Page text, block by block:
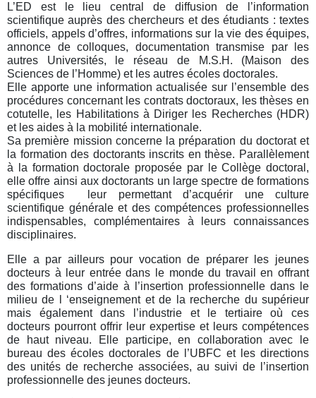
L’ED est le lieu central de diffusion de l’information
scientifique auprès des chercheurs et des étudiants : textes
officiels, appels d’offres, informations sur la vie des équipes,
annonce de colloques, documentation transmise par les
autres Universités, le réseau de M.S.H. (Maison des
Sciences de l’Homme) et les autres écoles doctorales.
Elle apporte une information actualisée sur l’ensemble des
procédures concernant les contrats doctoraux, les thèses en
cotutelle, les Habilitations à Diriger les Recherches (HDR)
et les aides à la mobilité internationale.
Sa première mission concerne la préparation du doctorat et
la formation des doctorants inscrits en thèse. Parallèlement
à la formation doctorale proposée par le Collège doctoral,
elle offre ainsi aux doctorants un large spectre de formations
spécifiques leur permettant d’acquérir une culture
scientifique générale et des compétences professionnelles
indispensables, complémentaires à leurs connaissances
disciplinaires.
Elle a par ailleurs pour vocation de préparer les jeunes
docteurs à leur entrée dans le monde du travail en offrant
des formations d’aide à l’insertion professionnelle dans le
milieu de l ‘enseignement et de la recherche du supérieur
mais également dans l’industrie et le tertiaire où ces
docteurs pourront offrir leur expertise et leurs compétences
de haut niveau. Elle participe, en collaboration avec le
bureau des écoles doctorales de l’UBFC et les directions
des unités de recherche associées, au suivi de l’insertion
professionnelle des jeunes docteurs.